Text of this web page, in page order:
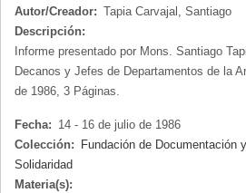
Autor/Creador: Tapia Carvajal, Santiago
Descripción:
Informe presentado por Mons. Santiago
Decanos y Jefes de Departamentos de la
de 1986, 3 Páginas.
Fecha: 14 - 16 de julio de 1986
Colección:
Fundación de Documentación
Solidaridad
Materia(s):